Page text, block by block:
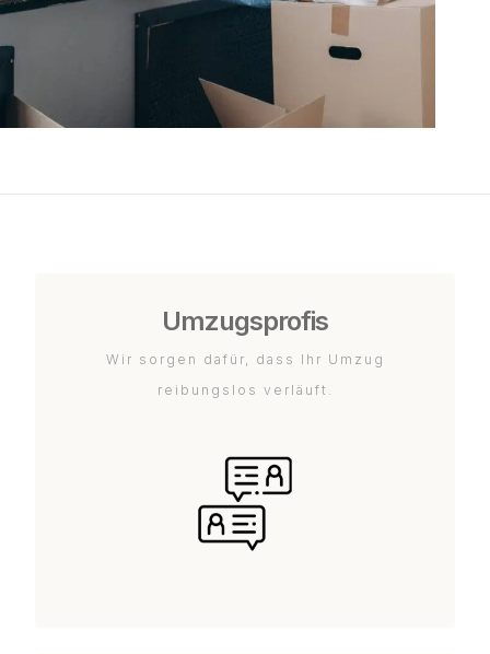
Umzugsprofis
Wir sorgen dafür, dass Ihr Umzug
reibungslos verläuft.